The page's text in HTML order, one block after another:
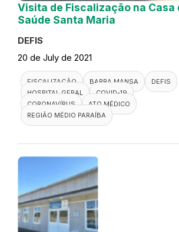
Visita de Fiscalização na Casa
Saúde Santa Maria
DEFIS
20 de July de 2021
FISCALIZAÇÃO BARRA MANSA
DEFIS
HOSPITAL GERAL
COVID-19
CORONAVÍRUS
ATO MÉDICO
REGIÃO MÉDIO PARAÍBA